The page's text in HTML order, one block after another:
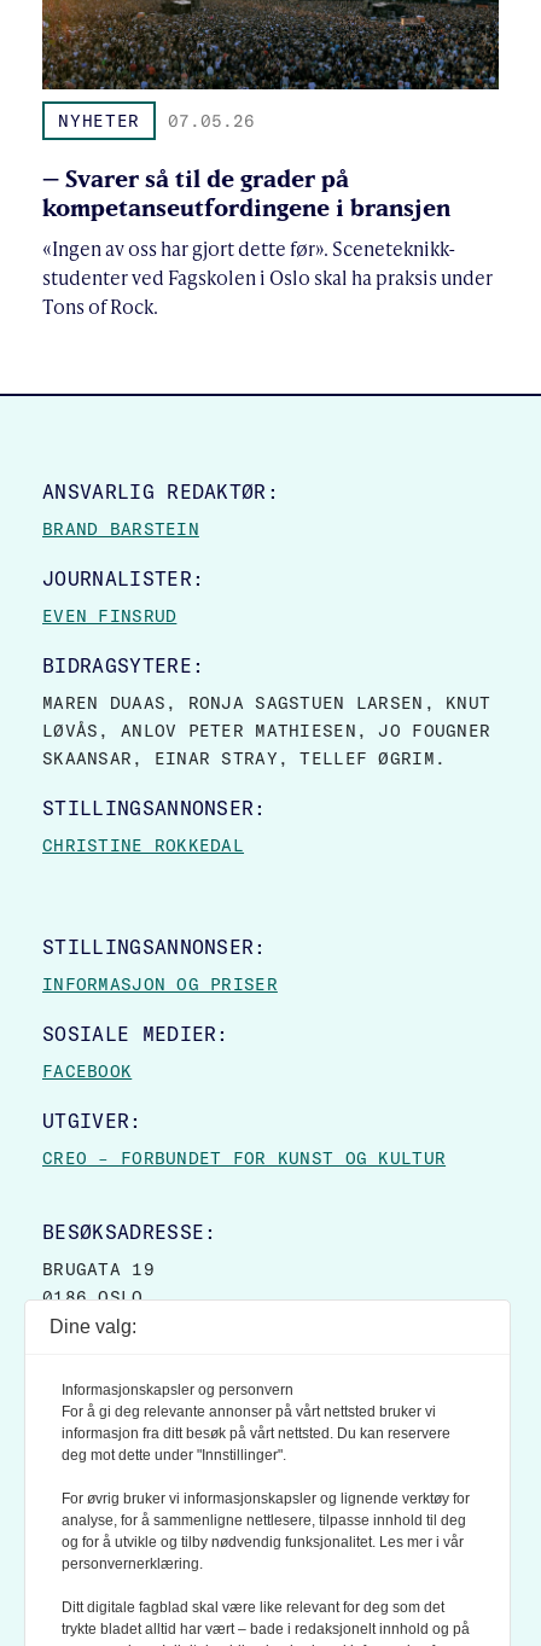
NYHETER 07.05.26
– Svarer så til de grader på
kompetanseutfordingene i bransjen
«Ingen av oss har gjort dette før». Sceneteknikk-
studenter ved Fagskolen i Oslo skal ha praksis under
Tons of Rock.
SITE FOOTER
ANSVARLIG REDAKTØR:
BRAND BARSTEIN
JOURNALISTER:
EVEN FINSRUD
BIDRAGSYTERE:
MAREN DUAAS, RONJA SAGSTUEN LARSEN, KNUT
LØVÅS, ANLOV PETER MATHIESEN, JO FOUGNER
SKAANSAR, EINAR STRAY, TELLEF ØGRIM.
STILLINGSANNONSER:
CHRISTINE ROKKEDAL
STILLINGSANNONSER:
INFORMASJON OG PRISER
SOSIALE MEDIER:
FACEBOOK
UTGIVER:
CREO – FORBUNDET FOR KUNST OG KULTUR
BESØKSADRESSE:
BRUGATA 19
0186 OSLO
POSTBOKS 9007 GRØNLAND
0133 OSLO
LES OGSÅ:
KONTEKSTS PERSONVERN-POLICY
Dine valg:
Informasjonskapsler og personvern
For å gi deg relevante annonser på vårt nettsted bruker vi
informasjon fra ditt besøk på vårt nettsted. Du kan reservere
deg mot dette under "Innstillinger".
For øvrig bruker vi informasjonskapsler og lignende verktøy for
analyse, for å sammenligne nettlesere, tilpasse innhold til deg
og for å utvikle og tilby nødvendig funksjonalitet. Les mer i vår
personvernerklæring.
Ditt digitale fagblad skal være like relevant for deg som det
trykte bladet alltid har vært – bade i redaksjonelt innhold og på